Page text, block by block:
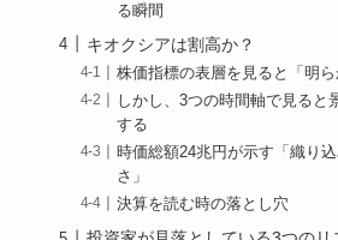
る瞬間
キオクシアは割高か？
株価指標の表層を見ると「明ら
しかし、3つの時間軸で見ると
する
時価総額24兆円が示す「織り
さ」
決算を読む時の落とし穴